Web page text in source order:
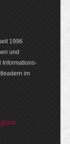
1996
und
Informations­
im